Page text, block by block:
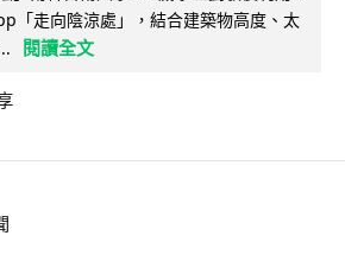
「走向陰涼處」，結合建築物高度、太
閱讀全文